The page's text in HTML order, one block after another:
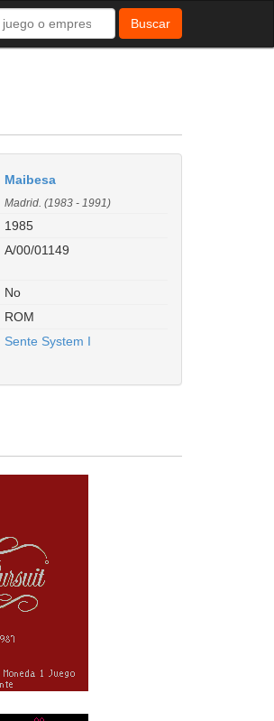
Buscar
Maibesa
Madrid. (1983 - 1991)
1985
A/00/01149
No
ROM
Sente System I